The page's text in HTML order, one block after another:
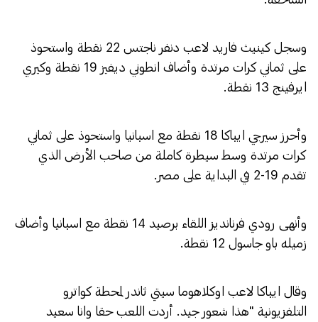
وسجل كينيث فاريد لاعب دنفر ناجتس 22 نقطة واستحوذ
على ثماني كرات مرتدة وأضاف انطوني ديفيز 19 نقطة وكيري
ايرفينج 13 نقطة.
وأحرز سيرجي ايباكا 18 نقطة مع اسبانيا واستحوذ على ثماني
كرات مرتدة وسط سيطرة كاملة من صاحب الأرض الذي
تقدم 19-2 في البداية على مصر.
وأنهى رودي فرنانديز اللقاء برصيد 14 نقطة مع اسبانيا وأضاف
زميله باو جاسول 12 نقطة.
وقال ايباكا لاعب اوكلاهوما سيتي ثاندر لمحطة كواترو
التلفزيونية "هذا شعور جيد. أردت اللعب حقا وانا سعيد